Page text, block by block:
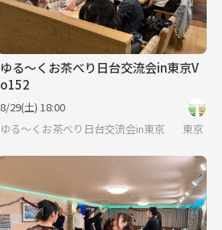
ゆる〜くお茶べり日台交流会in東京V
o152
8/29(土) 18:00
ゆる〜くお茶べり日台交流会in東京
東京